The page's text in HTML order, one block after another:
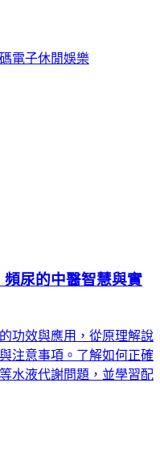
電子休閒娛樂
尿的中醫智慧與實
功效與應用，從原理解說
注意事項。了解如何正確
水液代謝問題，並學習配